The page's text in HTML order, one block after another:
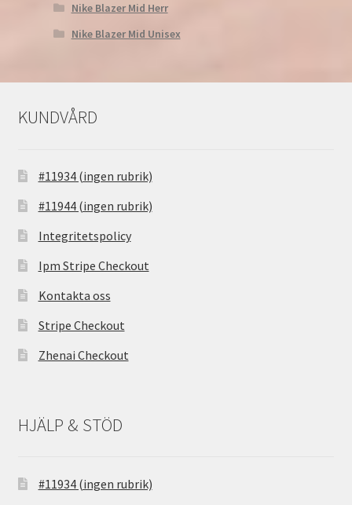
Nike Blazer Mid Herr
Nike Blazer Mid Unisex
KUNDVÅRD
#11934 (ingen rubrik)
#11944 (ingen rubrik)
Integritetspolicy
Ipm Stripe Checkout
Kontakta oss
Stripe Checkout
Zhenai Checkout
HJÄLP & STÖD
#11934 (ingen rubrik)